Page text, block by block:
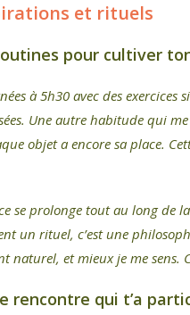
et rituels
pour cultiver
à 5h30 avec des
Une autre habitude qui
objet a encore sa place.
se prolonge tout au long de
un rituel, c’est une
et mieux je me sens.
rencontre qui t’a